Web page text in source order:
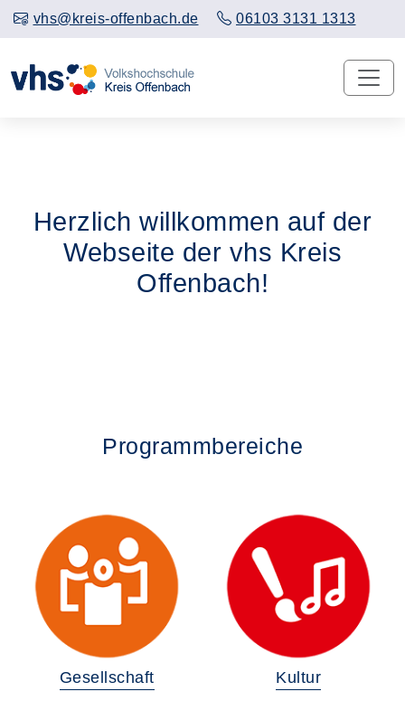
vhs@kreis-offenbach.de 06103 3131 1313
Herzlich willkommen auf der
Webseite der vhs Kreis
Offenbach!
Programmbereiche
Gesellschaft Kultur